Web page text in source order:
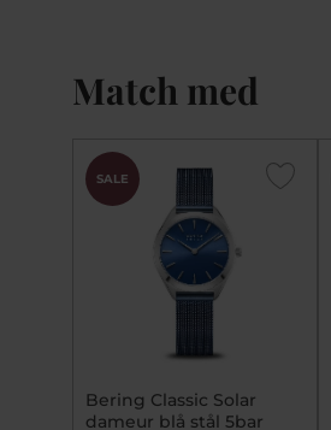
Match med
SALE
Bering Classic Solar
dameur blå stål 5bar